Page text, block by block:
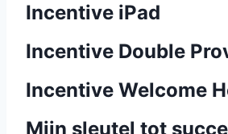
Incentive iPad
Incentive Double
Incentive Welcome
Mijn sleutel tot